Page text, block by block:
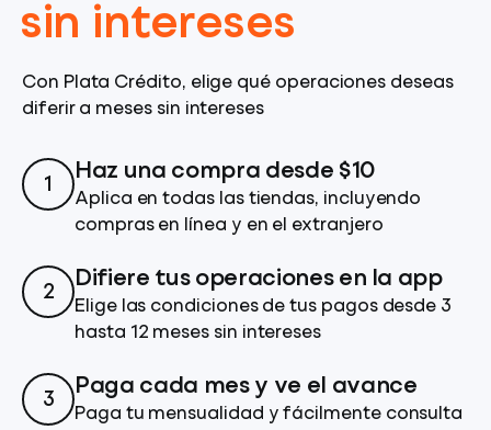
sin intereses
Con Plata Crédito, elige qué operaciones deseas
diferir a meses sin intereses
1
Haz una compra desde $10
Aplica en todas las tiendas, incluyendo
compras en línea y en el extranjero
2
Difiere tus operaciones en la app
Elige las condiciones de tus pagos desde 3
hasta 12 meses sin intereses
3
Paga cada mes y ve el avance
Paga tu mensualidad y fácilmente consulta